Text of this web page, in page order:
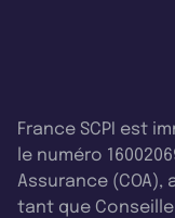
France SCPI est
le numéro
Assurance (COA),
tant que